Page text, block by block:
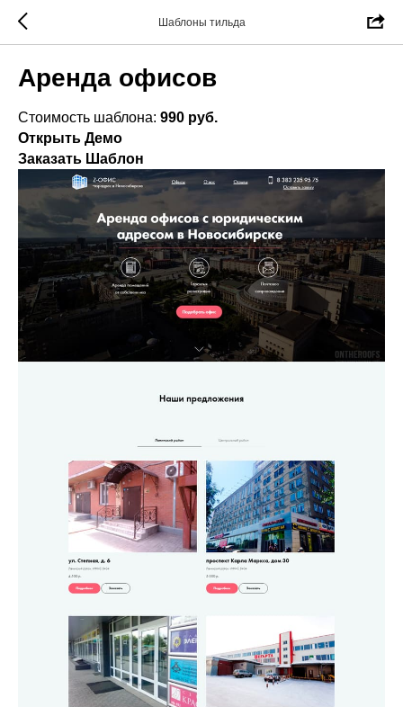
Шаблоны тильда
Аренда офисов
Стоимость шаблона: 990 руб.
Открыть Демо
Заказать Шаблон